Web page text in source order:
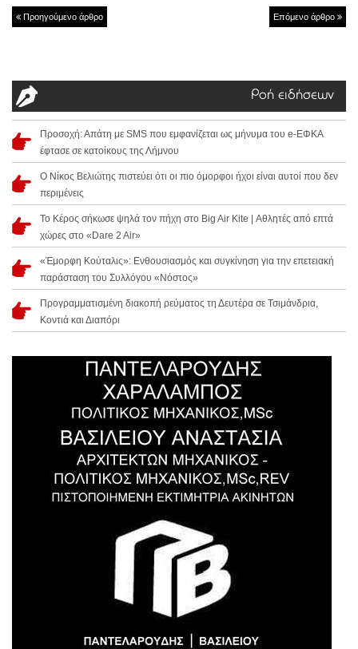
Προηγούμενο άρθρο Επόμενο άρθρο
Ροή ειδήσεων
Προσοχή: Απάτη με SMS που εμφανίζεται ως μήνυμα του e-ΕΦΚΑ
έφτασε σε κατοίκους της Λήμνου
Ο Νίκος Βελιώτης πιστεύει ότι οι πιο όμορφοι ήχοι είναι αυτοί που δεν
περιμένεις
Το Κέρος σήκωσε ψηλά τον πήχη στο Big Air Kite | Αθλητές από επτά
χώρες στο «Dare 2 Air»
«Έμορφη Κούταλις»: Ενθουσιασμός και συγκίνηση για την επετειακή
παράσταση του Συλλόγου «Νόστος»
Προγραμματισμένη διακοπή ρεύματος τη Δευτέρα σε Τσιμάνδρια,
Κοντιά και Διαπόρι